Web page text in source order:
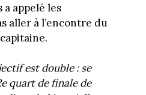
appelé les
aller à l’encontre du
est double : se
quart de finale de